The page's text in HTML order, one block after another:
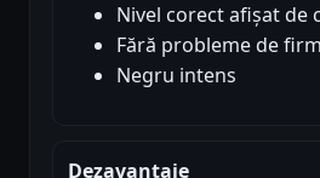
Nivel corect afișat de
Fără probleme de
Negru intens
Dezavantaje